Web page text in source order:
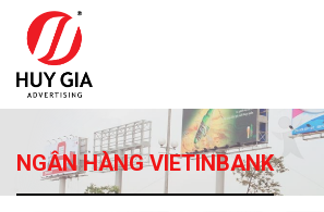
NGÂN HÀNG VIETINBANK